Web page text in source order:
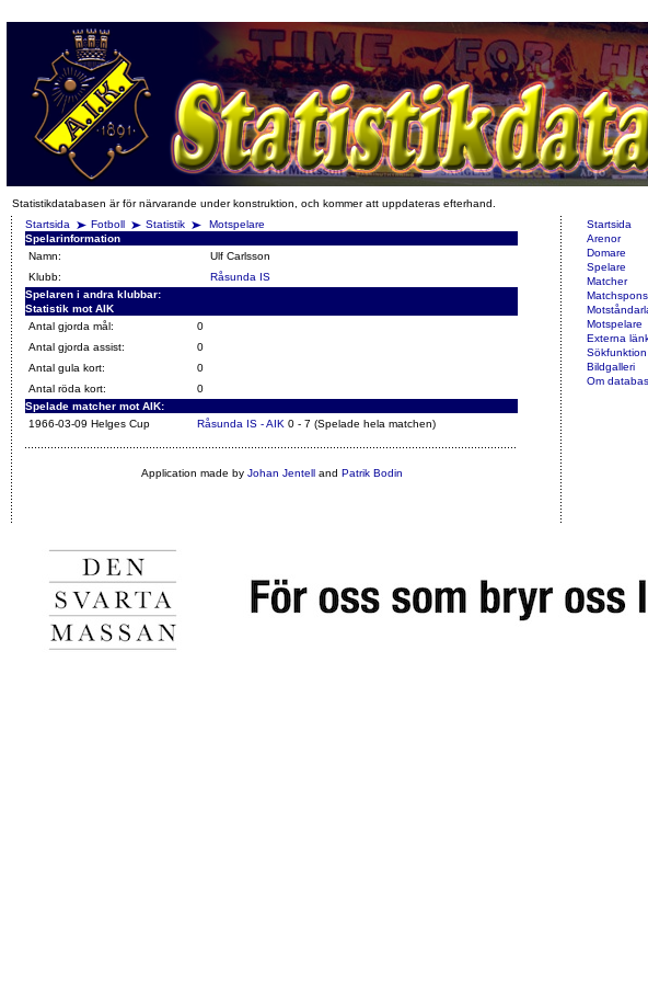
Statistikdatabasen är för närvarande under konstruktion, och kommer att uppdateras efterhand.
Startsida
Fotboll Statistik
Motspelare
Spelarinformation
Namn:
Ulf Carlsson
Klubb:
Råsunda IS
Spelaren i andra klubbar:
Statistik mot AIK
Antal gjorda mål:
0
Antal gjorda assist:
0
Antal gula kort:
0
Antal röda kort:
0
Spelade matcher mot AIK:
1966-03-09 Helges Cup
Råsunda IS - AIK 0 - 7 (Spelade hela matchen)
Application made by Johan Jentelland Patrik Bodin
Startsida
Arenor
Domare
Spelare
Matcher
Motspelare
Externa
Sökfunktion
Bildgalleri
Om